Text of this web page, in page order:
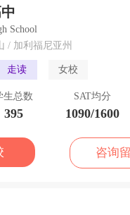
School
/ 加利福尼亚州
走读 女校
生总数
395
SAT均分
1090/1600
咨询